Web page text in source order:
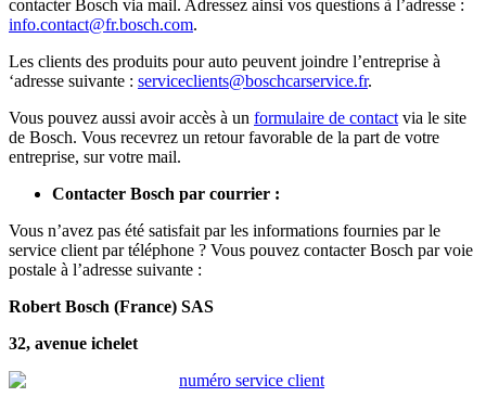
contacter Bosch via mail. Adressez ainsi vos questions à l’adresse :
info.contact@fr.bosch.com.
Les clients des produits pour auto peuvent joindre l’entreprise à
‘adresse suivante : serviceclients@boschcarservice.fr.
Vous pouvez aussi avoir accès à un formulaire de contact via le site
de Bosch. Vous recevrez un retour favorable de la part de votre
entreprise, sur votre mail.
Contacter Bosch par courrier :
Vous n’avez pas été satisfait par les informations fournies par le
service client par téléphone ? Vous pouvez contacter Bosch par voie
postale à l’adresse suivante :
Robert Bosch (France) SAS
32, avenue ichelet